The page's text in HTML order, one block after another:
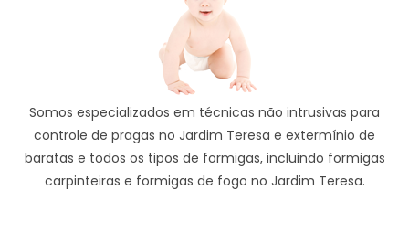
Somos especializados em técnicas não intrusivas para
controle de pragas no Jardim Teresa e extermínio de
baratas e todos os tipos de formigas, incluindo formigas
carpinteiras e formigas de fogo no Jardim Teresa.